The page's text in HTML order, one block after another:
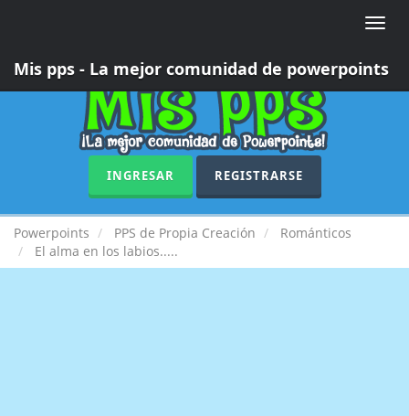
Toggle
Mis pps - La mejor comunidad de powerpoints
INGRESAR REGISTRARSE
Powerpoints PPS de Propia Creación
Románticos
El alma en los labios.....